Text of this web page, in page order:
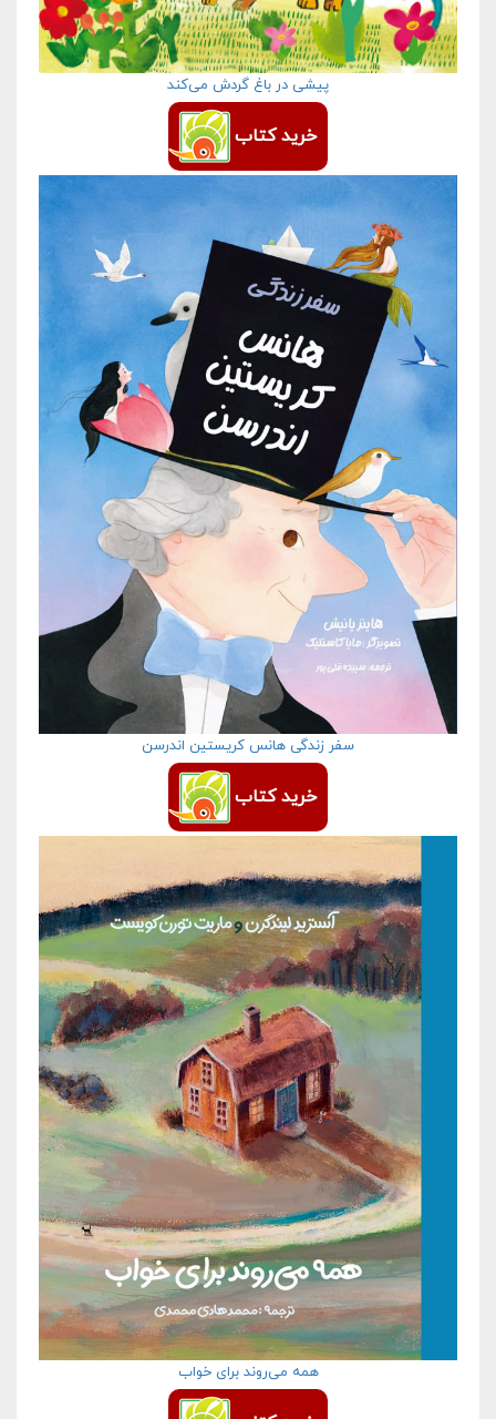
پیشی در باغ گردش می­‌کند
خرید کتاب
سفر زندگی هانس کریستین اندرسن
خرید کتاب
همه می‌روند برای خواب